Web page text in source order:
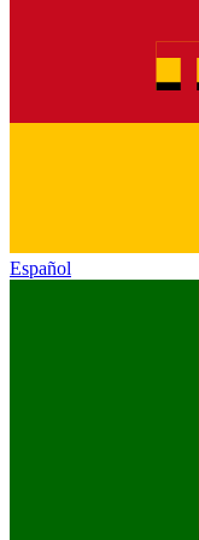
Español